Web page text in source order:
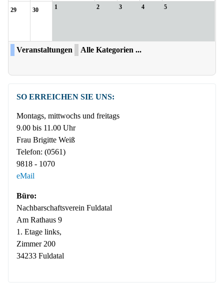
29 30 1 2 3 4 5
Veranstaltungen Alle Kategorien ...
SO ERREICHEN SIE UNS:
Montags, mittwochs und freitags
9.00 bis 11.00 Uhr
Frau Brigitte Weiß
Telefon: (0561)
9818 - 1070
eMail
Büro:
Nachbar­­schafts­verein Fuldatal
Am Rathaus 9
1. Etage links,
Zimmer 200
34233 Fuldatal